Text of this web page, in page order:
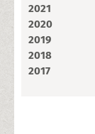
2021
2020
2019
2018
2017